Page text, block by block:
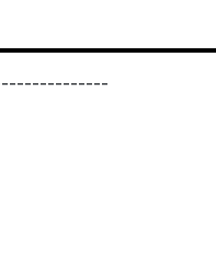
นับหนึ่งใหม่เสมอ แน่นอนว่า
าณมหาศาล ในทางกลับกันจะดี